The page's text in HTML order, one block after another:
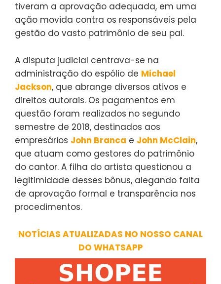
tiveram a aprovação adequada, em uma
ação movida contra os responsáveis pela
gestão do vasto patrimônio de seu pai.
A disputa judicial centrava-se na
administração do espólio de Michael
Jackson, que abrange diversos ativos e
direitos autorais. Os pagamentos em
questão foram realizados no segundo
semestre de 2018, destinados aos
empresários John Branca e John McClain,
que atuam como gestores do patrimônio
do cantor. A filha do artista questionou a
legitimidade desses bônus, alegando falta
de aprovação formal e transparência nos
procedimentos.
NOTÍCIAS ATUALIZADAS NO NOSSO CANAL
DO WHATSAPP